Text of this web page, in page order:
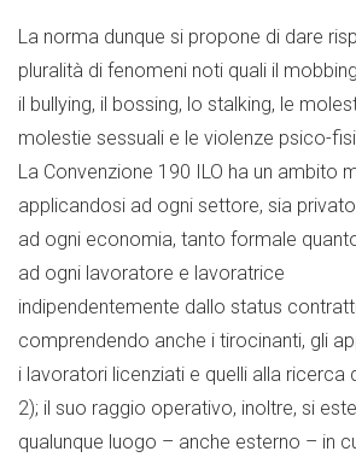
La norma dunque si propone di dare
pluralità di fenomeni noti quali il
il bullying, il bossing, lo stalking, le
molestie sessuali e le violenze psico-
La Convenzione 190 ILO ha un ambito
applicandosi ad ogni settore, sia
ad ogni economia, tanto formale
ad ogni lavoratore e lavoratrice
indipendentemente dallo status
comprendendo anche i tirocinanti, gli
i lavoratori licenziati e quelli alla ricerca
2); il suo raggio operativo, inoltre, si
qualunque luogo – anche esterno – in